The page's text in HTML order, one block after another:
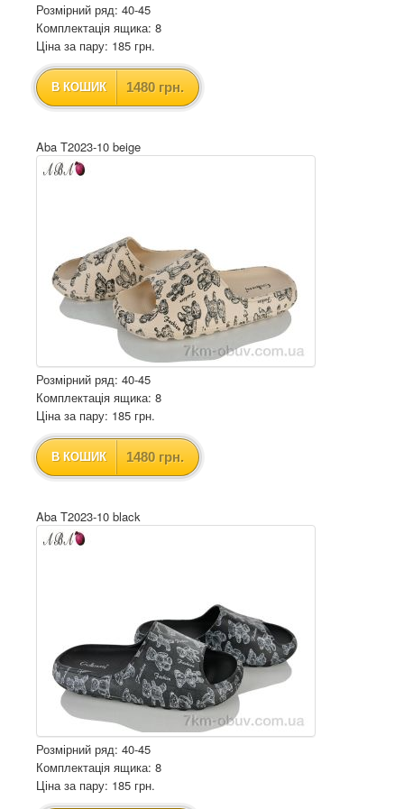
Розмірний ряд: 40-45
Комплектація ящика: 8
Ціна за пару: 185 грн.
В КОШИК 1480 грн.
Aba T2023-10 beige
Розмірний ряд: 40-45
Комплектація ящика: 8
Ціна за пару: 185 грн.
В КОШИК 1480 грн.
Aba T2023-10 black
Розмірний ряд: 40-45
Комплектація ящика: 8
Ціна за пару: 185 грн.